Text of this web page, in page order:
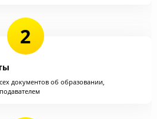
которые заинтересованы в достижениях
ЕГЭ своих выпускников и переживают